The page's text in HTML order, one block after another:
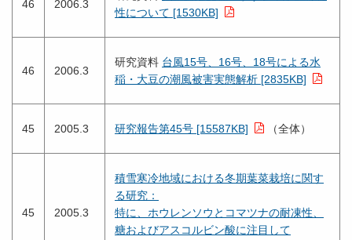
46 2006.3
性について [1530KB]
46 2006.3
研究資料 台風15号、16号、18号による水
稲・大豆の潮風被害実態解析 [2835KB]
45 2005.3 研究報告第45号 [15587KB] （全体）
45 2005.3
積雪寒冷地域における冬期葉菜栽培に関す
る研究：
特に、ホウレンソウとコマツナの耐凍性、
糖およびアスコルビン酸に注目して